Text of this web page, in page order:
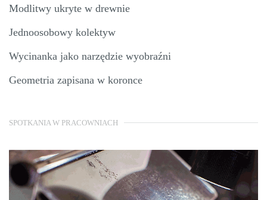
Modlitwy ukryte w drewnie
Jednoosobowy kolektyw
Wycinanka jako narzędzie wyobraźni
Geometria zapisana w koronce
SPOTKANIA W PRACOWNIACH